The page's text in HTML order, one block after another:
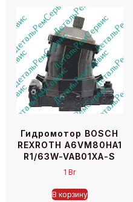
Гидромотор BOSCH
REXROTH A6VM80HA1
R1/63W-VAB01XA-S
1Br
В корзину